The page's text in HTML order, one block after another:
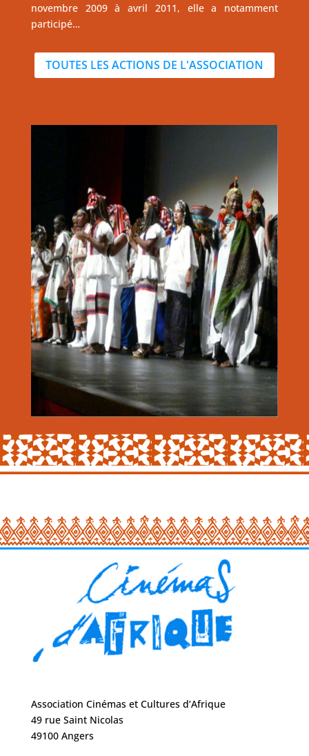
novembre 2009 à avril 2011, elle a notamment
participé…
TOUTES LES ACTIONS DE L'ASSOCIATION
Association Cinémas et Cultures d’Afrique
49 rue Saint Nicolas
49100 Angers